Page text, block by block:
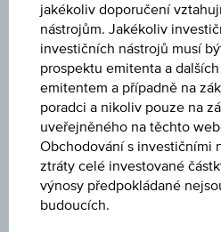
Uveřejněné produktové
investory, kteří již mají produkt
neslouží jako doporučení ani
cenných
jakékoliv doporučení
nástrojům. Jakékoliv
investičních nástrojů musí
prospektu emitenta a
emitentem a případně na
poradci a nikoliv pouze na
uveřejněného na těchto
Obchodování s investičními
ztráty celé investované
výnosy předpokládané
budoucích.